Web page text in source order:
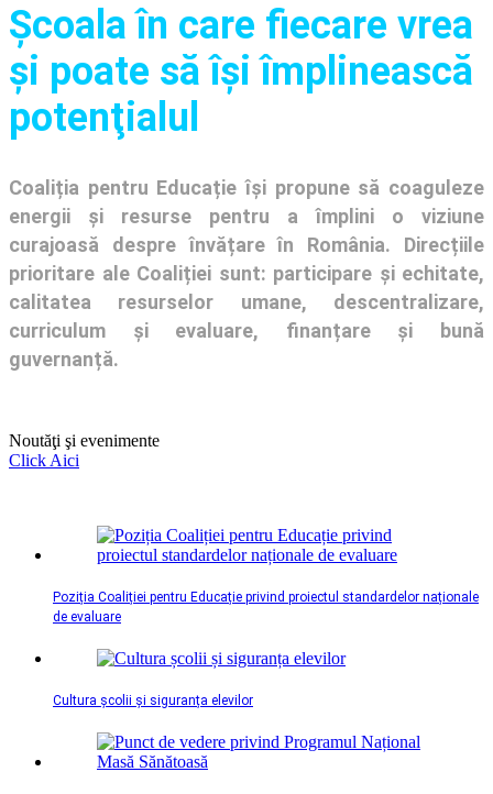
Şcoala în care fiecare vrea
și poate să își împlinească
potenţialul
Coaliția pentru Educație își propune să coaguleze
energii și resurse pentru a împlini o viziune
curajoasă despre învățare în România. Direcțiile
prioritare ale Coaliției sunt: participare și echitate,
calitatea resurselor umane, descentralizare,
curriculum și evaluare, finanțare și bună
guvernanță.
Noutăţi şi evenimente
Click Aici
Poziția Coaliției pentru Educație privind proiectul standardelor naționale
de evaluare
Cultura școlii și siguranța elevilor